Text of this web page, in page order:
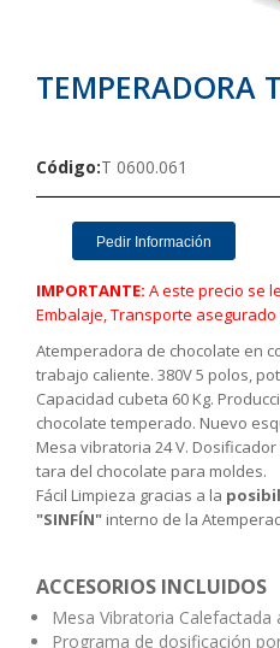
TEMPERADORA
Código T 0600.061
Pedir Información
IMPORTANTE: A este precio se
Embalaje, Transporte
Atemperadora de chocolate en
trabajo caliente. 380V 5 polos,
Capacidad cubeta 60 Kg.
chocolate temperado. Nuevo
Mesa vibratoria 24 V.
tara del chocolate para moldes.
Fácil Limpieza gracias a la
"SINFÍN" interno de la
ACCESORIOS INCLUIDOS
Mesa Vibratoria Calefactada
Programa de dosificación